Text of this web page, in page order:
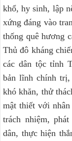
khổ, hy sinh, lập
xứng đáng vào
thống quê hương
Thủ đô kháng
các dân tộc tỉnh
bản lĩnh chính
khó khăn, thử
mật thiết với
trách nhiệm,
dân, thực hiện